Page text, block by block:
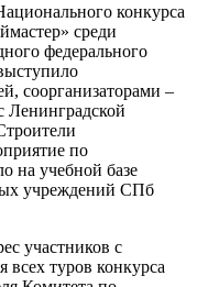
конкурса
среди
федерального
соорганизаторами –
Ленинградской
по
на учебной базе
учреждений СПб
участников с
туров конкурса